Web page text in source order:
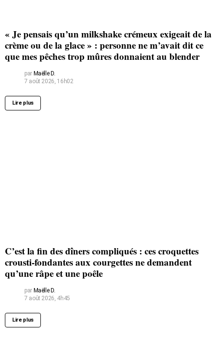
« Je pensais qu’un milkshake crémeux exigeait de la
crème ou de la glace » : personne ne m’avait dit ce
que mes pêches trop mûres donnaient au blender
par Maëlle D.
7 août 2026, 16h02
Lire plus
C’est la fin des dîners compliqués : ces croquettes
crousti-fondantes aux courgettes ne demandent
qu’une râpe et une poêle
par Maëlle D.
7 août 2026, 4h45
Lire plus